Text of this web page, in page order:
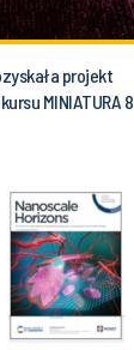
projekt
MINIATURA 8